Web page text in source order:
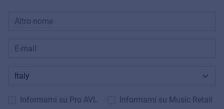
Informami su Pro AVL Informami su Music Retail